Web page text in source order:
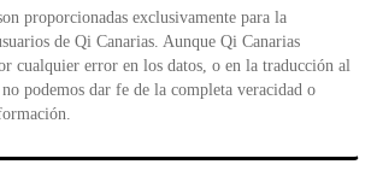
proporcionadas exclusivamente para la
de Qi Canarias. Aunque Qi Canarias
cualquier error en los datos, o en la traducción al
podemos dar fe de la completa veracidad o